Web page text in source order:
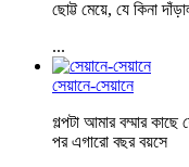
ছোট্ট মেয়ে, যে কিনা
...
সেয়ানে-সেয়ানে
গল্পটা আমার বম্মার কাছে
পর এগারো বছর বয়সে